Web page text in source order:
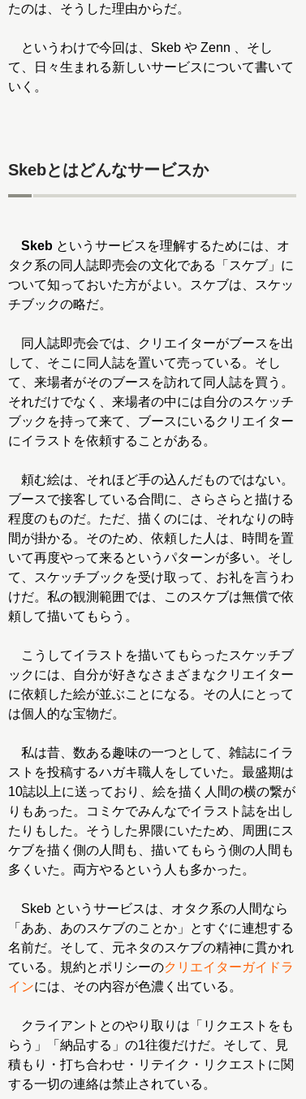
たのは、そうした理由からだ。
というわけで今回は、Skeb や Zenn 、そし
て、日々生まれる新しいサービスについて書いて
いく。
Skebとはどんなサービスか
Skeb というサービスを理解するためには、オ
タク系の同人誌即売会の文化である「スケブ」に
ついて知っておいた方がよい。スケブは、スケッ
チブックの略だ。
同人誌即売会では、クリエイターがブースを出
して、そこに同人誌を置いて売っている。そし
て、来場者がそのブースを訪れて同人誌を買う。
それだけでなく、来場者の中には自分のスケッチ
ブックを持って来て、ブースにいるクリエイター
にイラストを依頼することがある。
頼む絵は、それほど手の込んだものではない。
ブースで接客している合間に、さらさらと描ける
程度のものだ。ただ、描くのには、それなりの時
間が掛かる。そのため、依頼した人は、時間を置
いて再度やって来るというパターンが多い。そし
て、スケッチブックを受け取って、お礼を言うわ
けだ。私の観測範囲では、このスケブは無償で依
頼して描いてもらう。
こうしてイラストを描いてもらったスケッチブ
ックには、自分が好きなさまざまなクリエイター
に依頼した絵が並ぶことになる。その人にとって
は個人的な宝物だ。
私は昔、数ある趣味の一つとして、雑誌にイラ
ストを投稿するハガキ職人をしていた。最盛期は
10誌以上に送っており、絵を描く人間の横の繋が
りもあった。コミケでみんなでイラスト誌を出し
たりもした。そうした界隈にいたため、周囲にス
ケブを描く側の人間も、描いてもらう側の人間も
多くいた。両方やるという人も多かった。
Skeb というサービスは、オタク系の人間なら
「ああ、あのスケブのことか」とすぐに連想する
名前だ。そして、元ネタのスケブの精神に貫かれ
ている。規約とポリシーのクリエイターガイドラ
インには、その内容が色濃く出ている。
クライアントとのやり取りは「リクエストをも
らう」「納品する」の1往復だけだ。そして、見
積もり・打ち合わせ・リテイク・リクエストに関
する一切の連絡は禁止されている。